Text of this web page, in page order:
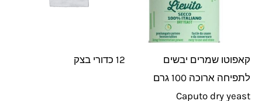
קאפוטו שמרים יבשים
לתפיחה ארוכה 100 גרם
Caputo dry yeast
12 כדורי בצק